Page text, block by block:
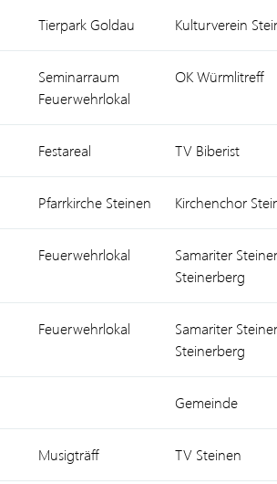
Tierpark Goldau Kulturverein
Seminarraum
Feuerwehrlokal
OK Würmlitreff
Festareal TV Biberist
Pfarrkirche Steinen Kirchenchor
Feuerwehrlokal
Samariter
Steinerberg
Feuerwehrlokal
Samariter
Steinerberg
Gemeinde
Musigträff TV Steinen